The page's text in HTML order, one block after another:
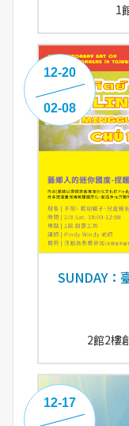
1
SUNDAY：
2館2樓
12-20
02-08
12-17